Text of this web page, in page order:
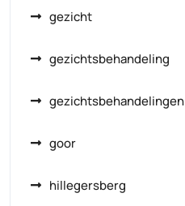
gezicht
gezichtsbehandeling
gezichtsbehandelingen
goor
hillegersberg